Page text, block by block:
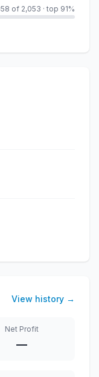
of 2,053 · top 91%
View history →
Net Profit
—